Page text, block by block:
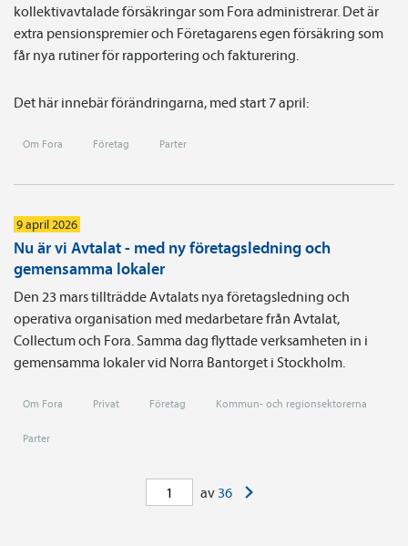
kollektivavtalade försäkringar som Fora administrerar. Det är
extra pensionspremier och Företagarens egen försäkring som
får nya rutiner för rapportering och fakturering.
Det här innebär förändringarna, med start 7 april:
Om Fora Företag Parter
9 april 2026
Nu är vi Avtalat - med ny företagsledning och
gemensamma lokaler
Den 23 mars tillträdde Avtalats nya företagsledning och
operativa organisation med medarbetare från Avtalat,
Collectum och Fora. Samma dag flyttade verksamheten in i
gemensamma lokaler vid Norra Bantorget i Stockholm.
Om Fora Privat Företag Kommun- och regionsektorerna
Parter
av36